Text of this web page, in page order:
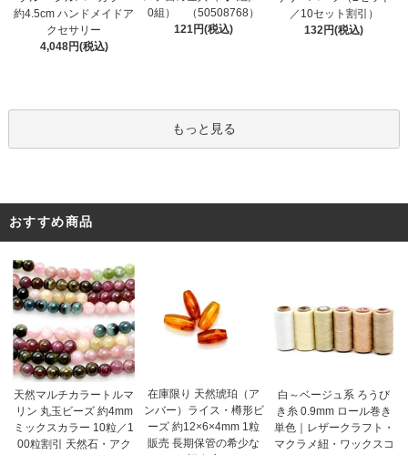
約4.5cm ハンドメイドア
クセサリー
4,048円(税込)
0組） （50508768）
121円(税込)
／10セット割引）
132円(税込)
もっと見る
おすすめ商品
天然マルチカラートルマ
リン 丸玉ビーズ 約4mm
ミックスカラー 10粒／1
00粒割引 天然石・アク
在庫限り 天然琥珀（ア
ンバー）ライス・樽形ビ
ーズ 約12×6×4mm 1粒
販売 長期保管の希少な
白～ベージュ系 ろうび
き糸 0.9mm ロール巻き
単色｜レザークラフト・
マクラメ紐・ワックスコ